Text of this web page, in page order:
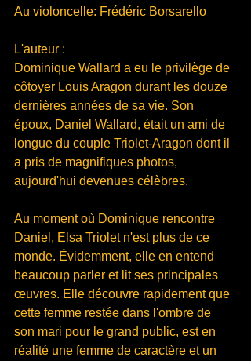
Au violoncelle: Frédéric Borsarello
L'auteur :
Dominique Wallard a eu le privilège de
côtoyer Louis Aragon durant les douze
dernières années de sa vie. Son
époux, Daniel Wallard, était un ami de
longue du couple Triolet-Aragon dont il
a pris de magnifiques photos,
aujourd'hui devenues célèbres.
Au moment où Dominique rencontre
Daniel, Elsa Triolet n'est plus de ce
monde. Évidemment, elle en entend
beaucoup parler et lit ses principales
œuvres. Elle découvre rapidement que
cette femme restée dans l'ombre de
son mari pour le grand public, est en
réalité une femme de caractère et un